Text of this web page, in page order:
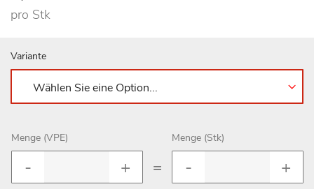
pro Stk
Variante
Menge (VPE)
=
Menge (Stk)